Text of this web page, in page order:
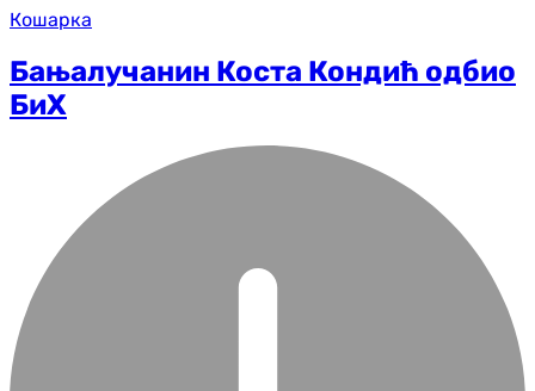
Кошарка
Бањалучанин Коста Кондић одбио
БиХ